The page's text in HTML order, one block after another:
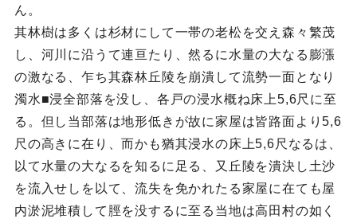
ん。
其林樹は多くは杉材にして一帯の老松を交え森々繁茂
し、河川に沿うて連亘たり、然るに水量の大なる膨漲
の激なる、乍ち其森林丘陵を崩潰して流勢一面となり
濁水■浸全部落を没し、各戸の浸水概ね床上5,6尺に至
る。但し当部落は地形低きが故に家屋は皆路面より5,6
尺の高きに在り、而かも猶其浸水の床上5,6尺なるは、
以て水量の大なるを知るに足る、又丘陵を潰決し土沙
を流入せしを以て、流失を免かれたる家屋に在ても屋
内淤泥堆積して脛を没するに至る当地は高田村の如く